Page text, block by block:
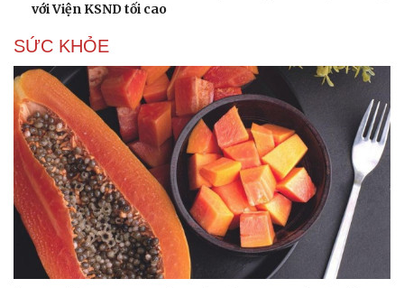
với Viện KSND tối cao
SỨC KHỎE